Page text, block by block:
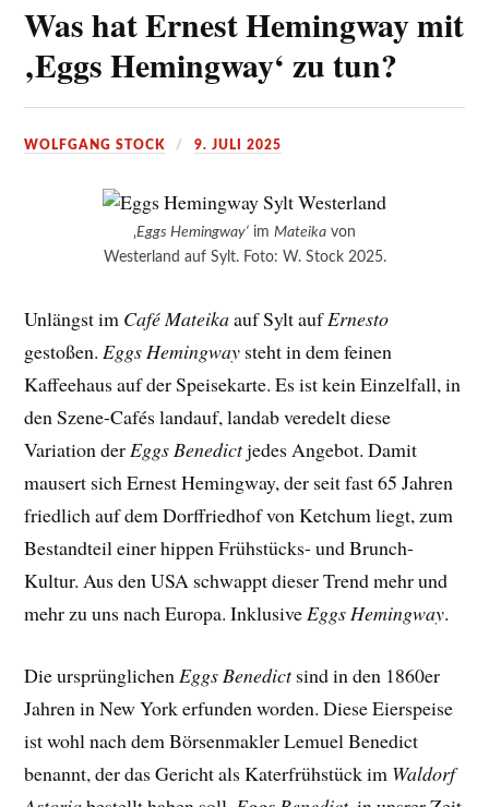
Was hat Ernest Hemingway mit
‚Eggs Hemingway‘ zu tun?
WOLFGANG STOCK 9. JULI 2025
‚Eggs Hemingway‘ im Mateika von
Westerland auf Sylt. Foto: W. Stock 2025.
Unlängst im Café Mateikaauf Sylt aufErnesto
gestoßen.Eggs Hemingway steht in dem feinen
Kaffeehaus auf der Speisekarte. Es ist kein Einzelfall, in
den Szene-Cafés landauf, landab veredelt diese
Variation derEggs Benedictjedes Angebot. Damit
mausert sich Ernest Hemingway, der seit fast 65 Jahren
friedlich auf dem Dorffriedhof von Ketchum liegt, zum
Bestandteil einer hippen Frühstücks- und Brunch-
Kultur. Aus den USA schwappt dieser Trend mehr und
mehr zu uns nach Europa. InklusiveEggs Hemingway.
Die ursprünglichenEggs Benedictsind in den 1860er
Jahren in New York erfunden worden. Diese Eierspeise
ist wohl nach dem Börsenmakler Lemuel Benedict
benannt, der das Gericht als Katerfrühstück im Waldorf